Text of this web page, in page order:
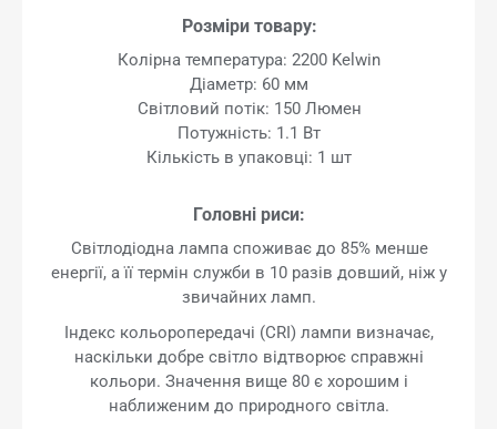
Розміри товару:
Колірна температура: 2200 Kelwin
Діаметр: 60 мм
Світловий потік: 150 Люмен
Потужність: 1.1 Вт
Кількість в упаковці: 1 шт
Головні риси:
Світлодіодна лампа споживає до 85% менше
енергії, а її термін служби в 10 разів довший, ніж у
звичайних ламп.
Індекс кольоропередачі (CRI) лампи визначає,
наскільки добре світло відтворює справжні
кольори. Значення вище 80 є хорошим і
наближеним до природного світла.